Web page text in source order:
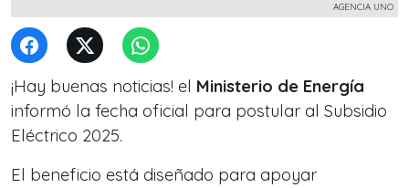
AGENCIA UNO
¡Hay buenas noticias! el Ministerio de Energía
informó la fecha oficial para postular al Subsidio
Eléctrico 2025.
El beneficio está diseñado para apoyar